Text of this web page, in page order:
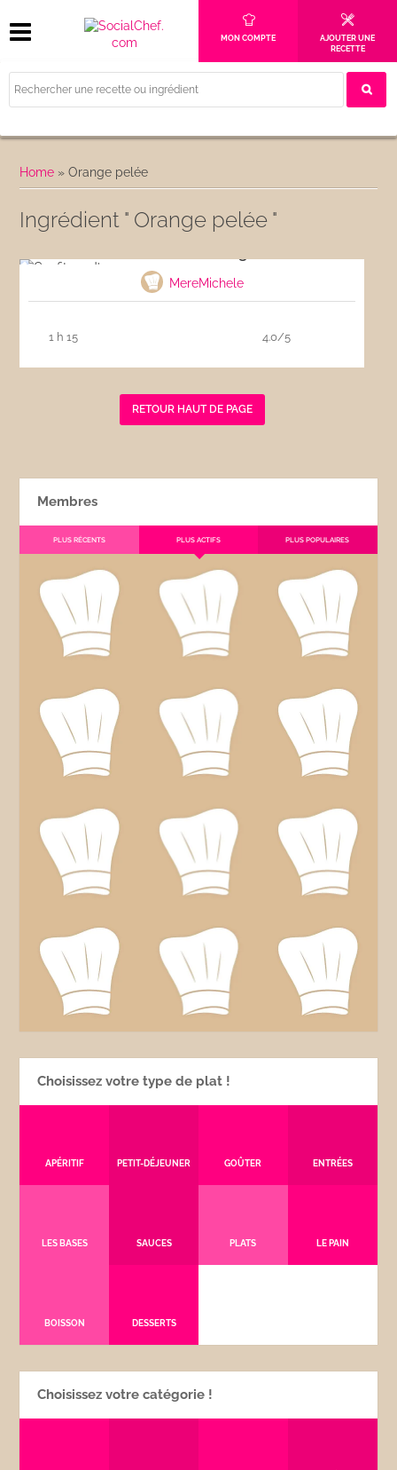
MON COMPTE
AJOUTER UNE
RECETTE
Home »Orange pelée
Ingrédient " Orange pelée "
MereMichele
1 h 15 4.0/5
RETOUR HAUT DE PAGE
Membres
PLUS RÉCENTS PLUS ACTIFS PLUS POPULAIRES
Choisissez votre type de plat !
APÉRITIF PETIT-DÉJEUNER GOÛTER ENTRÉES
LES BASES SAUCES PLATS LE PAIN
BOISSON DESSERTS
Choisissez votre catégorie !